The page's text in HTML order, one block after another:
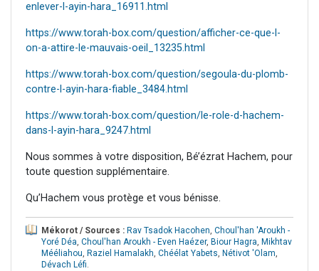
enlever-l-ayin-hara_16911.html
https://www.torah-box.com/question/afficher-ce-que-l-
on-a-attire-le-mauvais-oeil_13235.html
https://www.torah-box.com/question/segoula-du-plomb-
contre-l-ayin-hara-fiable_3484.html
https://www.torah-box.com/question/le-role-d-hachem-
dans-l-ayin-hara_9247.html
Nous sommes à votre disposition, Bé’ézrat Hachem, pour
toute question supplémentaire.
Qu’Hachem vous protège et vous bénisse.
Mékorot / Sources : Rav Tsadok Hacohen, Choul'han 'Aroukh -
Yoré Déa, Choul'han Aroukh - Even Haézer, Biour Hagra, Mikhtav
Mééliahou, Raziel Hamalakh, Chéélat Yabets, Nétivot 'Olam,
Dévach Léfi.